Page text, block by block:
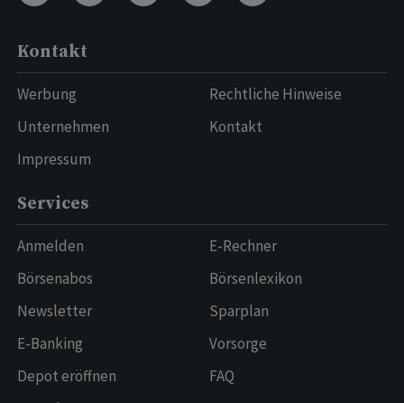
Kontakt
Werbung
Unternehmen
Impressum
Rechtliche Hinweise
Kontakt
Services
Anmelden
Börsenabos
Newsletter
E-Banking
Depot eröffnen
E-Rechner
Börsenlexikon
Sparplan
Vorsorge
FAQ